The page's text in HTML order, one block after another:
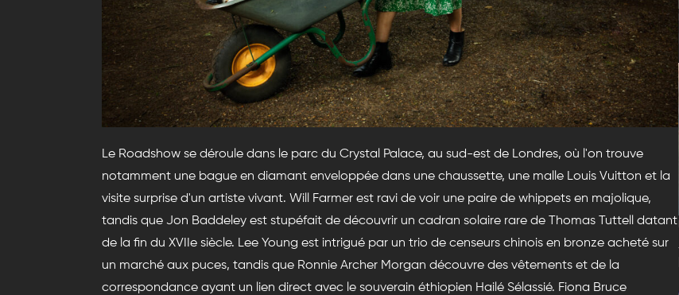
Le Roadshow se déroule dans le parc du Crystal Palace, au sud-est de Londres, où l'on trouve
notamment une bague en diamant enveloppée dans une chaussette, une malle Louis Vuitton et la
visite surprise d'un artiste vivant. Will Farmer est ravi de voir une paire de whippets en majolique,
tandis que Jon Baddeley est stupéfait de découvrir un cadran solaire rare de Thomas Tuttell datant
de la fin du XVIIe siècle. Lee Young est intrigué par un trio de censeurs chinois en bronze acheté sur
un marché aux puces, tandis que Ronnie Archer Morgan découvre des vêtements et de la
correspondance ayant un lien direct avec le souverain éthiopien Hailé Sélassié. Fiona Bruce